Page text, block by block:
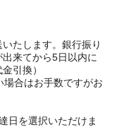
たします。銀行振り
来てから5日以内に
引換）
場合はお手数ですがお
日を選択いただけま